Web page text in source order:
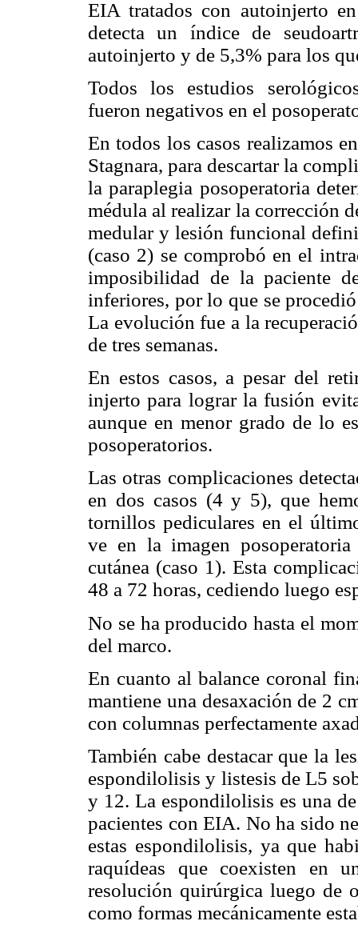
EIA tratados con autoinjerto
detecta un índice de
autoinjerto y de 5,3% para los
Todos los estudios
fueron negativos en el
En todos los casos realizamos
Stagnara, para descartar la
la paraplegia posoperatoria
médula al realizar la corrección
medular y lesión funcional
(caso 2) se comprobó en el
imposibilidad de la paciente
inferiores, por lo que se
La evolución fue a la
de tres semanas.
En estos casos, a pesar del
injerto para lograr la fusión
aunque en menor grado de lo
posoperatorios.
Las otras complicaciones
en dos casos (4 y 5), que
tornillos pediculares en el
ve en la imagen
cutánea (caso 1). Esta
48 a 72 horas, cediendo luego
No se ha producido hasta el
del marco.
En cuanto al balance coronal
mantiene una desaxación de 2
con columnas perfectamente
También cabe destacar que la
espondilolisis y listesis de L5
y 12. La espondilolisis es una
pacientes con EIA. No ha sido
estas espondilolisis, ya que
raquídeas que coexisten en
resolución quirúrgica luego de
como formas mecánicamente